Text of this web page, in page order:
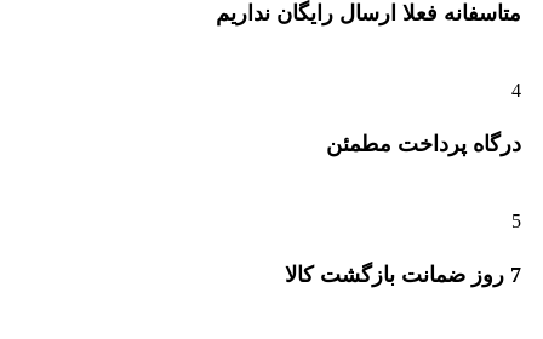
متاسفانه فعلا ارسال رایگان نداریم
4
درگاه پرداخت مطمئن
5
7 روز ضمانت بازگشت کالا